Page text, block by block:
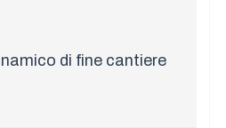
di fine cantiere